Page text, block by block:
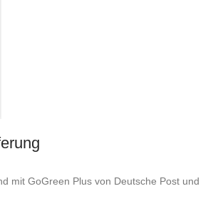
mit GoGreen Plus von Deutsche Post und